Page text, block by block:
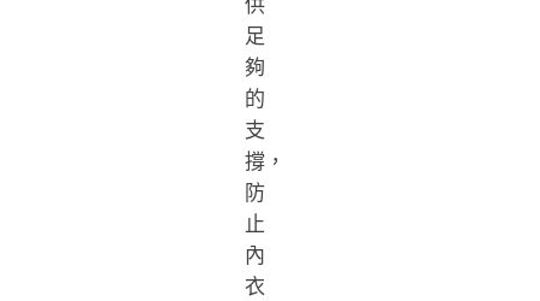
供
足
夠
的
支
撐，
防
止
內
衣